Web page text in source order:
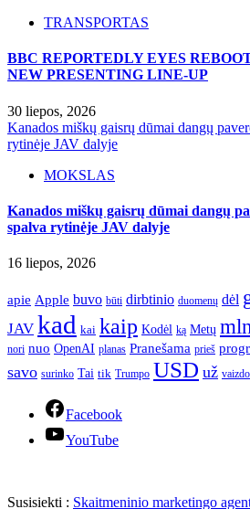
TRANSPORTAS
BBC REPORTEDLY EYES
NEW PRESENTING LINE-UP
30 liepos, 2026
Kanados miškų gaisrų dūmai dangų
rytinėje JAV dalyje
MOKSLAS
Kanados miškų gaisrų dūmai dangų
spalva rytinėje JAV dalyje
16 liepos, 2026
apie Apple buvo būti dirbtinio duomenų dėl
JAV kad kai kaip Kodėl ką Metų mln
nori nuo OpenAI planas Pranešama prieš
savo surinko Tai tik Trumpo USD už vaizdo
Facebook
YouTube
Susisiekti : Skaitmeninio marketingo